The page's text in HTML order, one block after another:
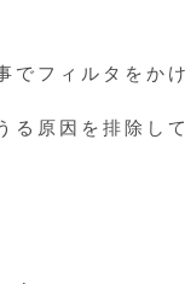
でフィルタをか
る原因を排除し